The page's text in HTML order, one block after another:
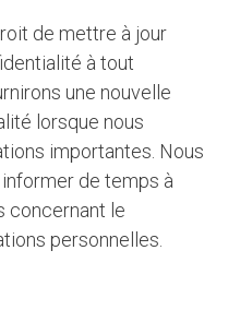
de mettre à jour
à tout
une nouvelle
lorsque nous
importantes. Nous
de temps à
concernant le
personnelles.